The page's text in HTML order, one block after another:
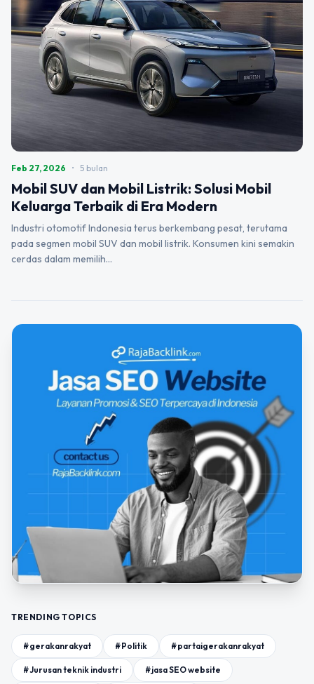
Feb 27, 2026 • 5 bulan
Mobil SUV dan Mobil Listrik: Solusi Mobil
Keluarga Terbaik di Era Modern
Industri otomotif Indonesia terus berkembang pesat, terutama
pada segmen mobil SUV dan mobil listrik. Konsumen kini semakin
cerdas dalam memilih…
TRENDING TOPICS
#gerakanrakyat #Politik #partaigerakanrakyat
#Jurusan teknik industri #jasa SEO website